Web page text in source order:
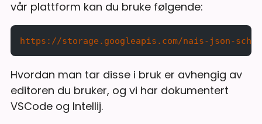
vår plattform kan du bruke følgende:
https://storage.googleapis.com/nais-json-
Hvordan man tar disse i bruk er avhengig av
editoren du bruker, og vi har dokumentert
VSCode og Intellij.